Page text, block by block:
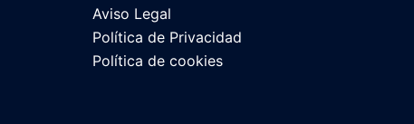
Aviso Legal
Política de Privacidad
Política de cookies